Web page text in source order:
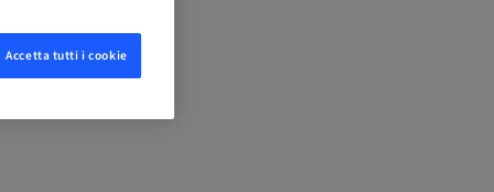
Accetta tutti i cookie